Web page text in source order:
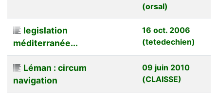
(orsal)
legislation
méditerranée...
16 oct. 2006
(tetedechien)
Léman : circum
navigation
09 juin 2010
(CLAISSE)